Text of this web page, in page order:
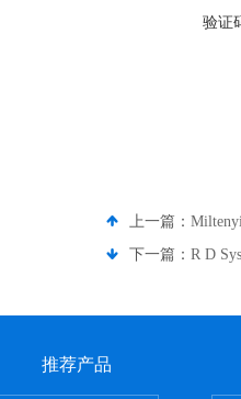
验证
上一篇：
下一篇： R D
推荐产品